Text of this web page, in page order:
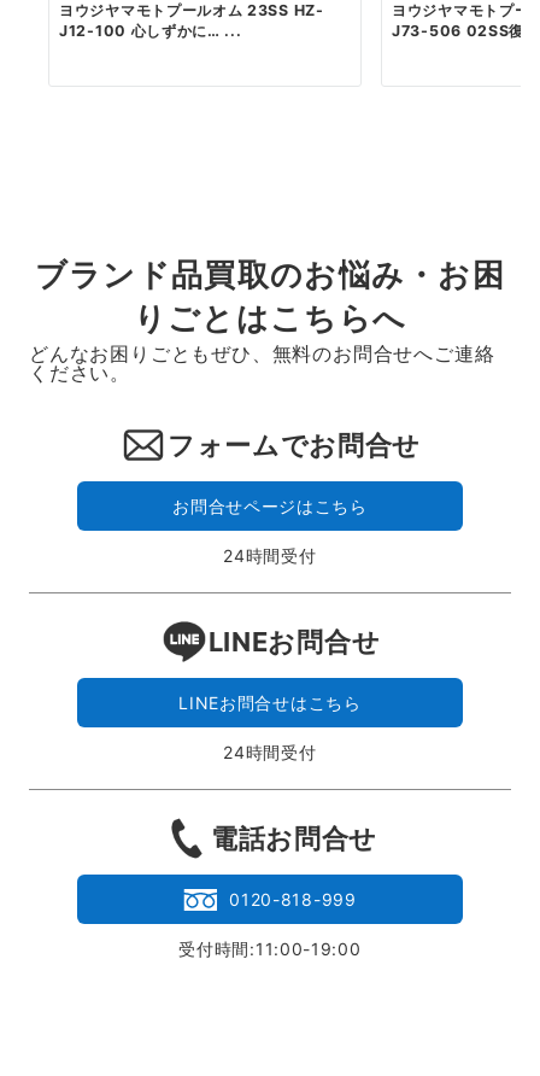
ヨウジヤマモトプールオム 23SS HZ-
J12-100 心しずかに… ...
ヨウジヤマモトプ
J73-506 02SS復
ブランド品買取のお悩み・お困
りごとはこちらへ
どんなお困りごともぜひ、無料のお問合せへご連絡
ください。
フォームでお問合せ
お問合せページはこちら
24時間受付
LINEお問合せ
LINEお問合せはこちら
24時間受付
電話お問合せ
0120-818-999
受付時間:11:00-19:00